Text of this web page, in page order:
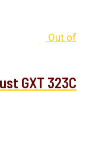
Out of
GXT 323C